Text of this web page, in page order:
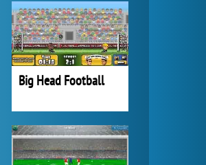
Big Head Football
World of Tanks
1 822 536x